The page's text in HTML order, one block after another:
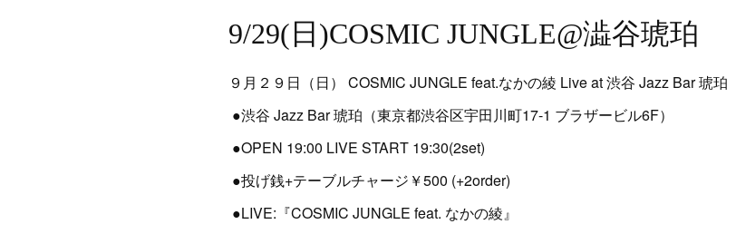
9/29(日)COSMIC JUNGLE@澁谷琥珀
９月２９日（日） COSMIC JUNGLE feat.なかの綾 Live at 渋谷 Jazz Bar 琥珀
●渋谷 Jazz Bar 琥珀（東京都渋谷区宇田川町17-1 ブラザービル6F）
●OPEN 19:00 LIVE START 19:30(2set)
●投げ銭+テーブルチャージ￥500 (+2order)
●LIVE:『COSMIC JUNGLE feat. なかの綾』